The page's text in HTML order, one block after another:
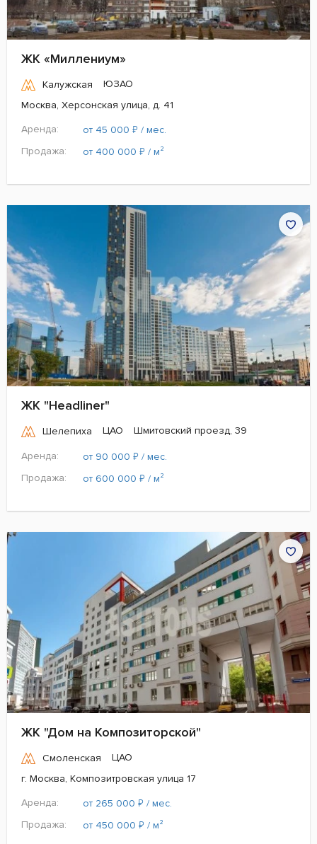
ЖК «Миллениум»
Калужская
ЮЗАО
Москва, Херсонская улица, д. 41
Аренда:
от 45 000 ₽ / мес.
Продажа:
от 400 000 ₽ / м²
ЖК "Headliner"
Шелепиха ЦАО Шмитовский проезд, 39
Аренда: от 90 000 ₽ / мес.
Продажа:
от 600 000 ₽ / м²
ЖК "Дом на Композиторской"
Смоленская
ЦАО
г. Москва, Композитровская улица 17
Аренда:
от 265 000 ₽ / мес.
Продажа:
от 450 000 ₽ / м²